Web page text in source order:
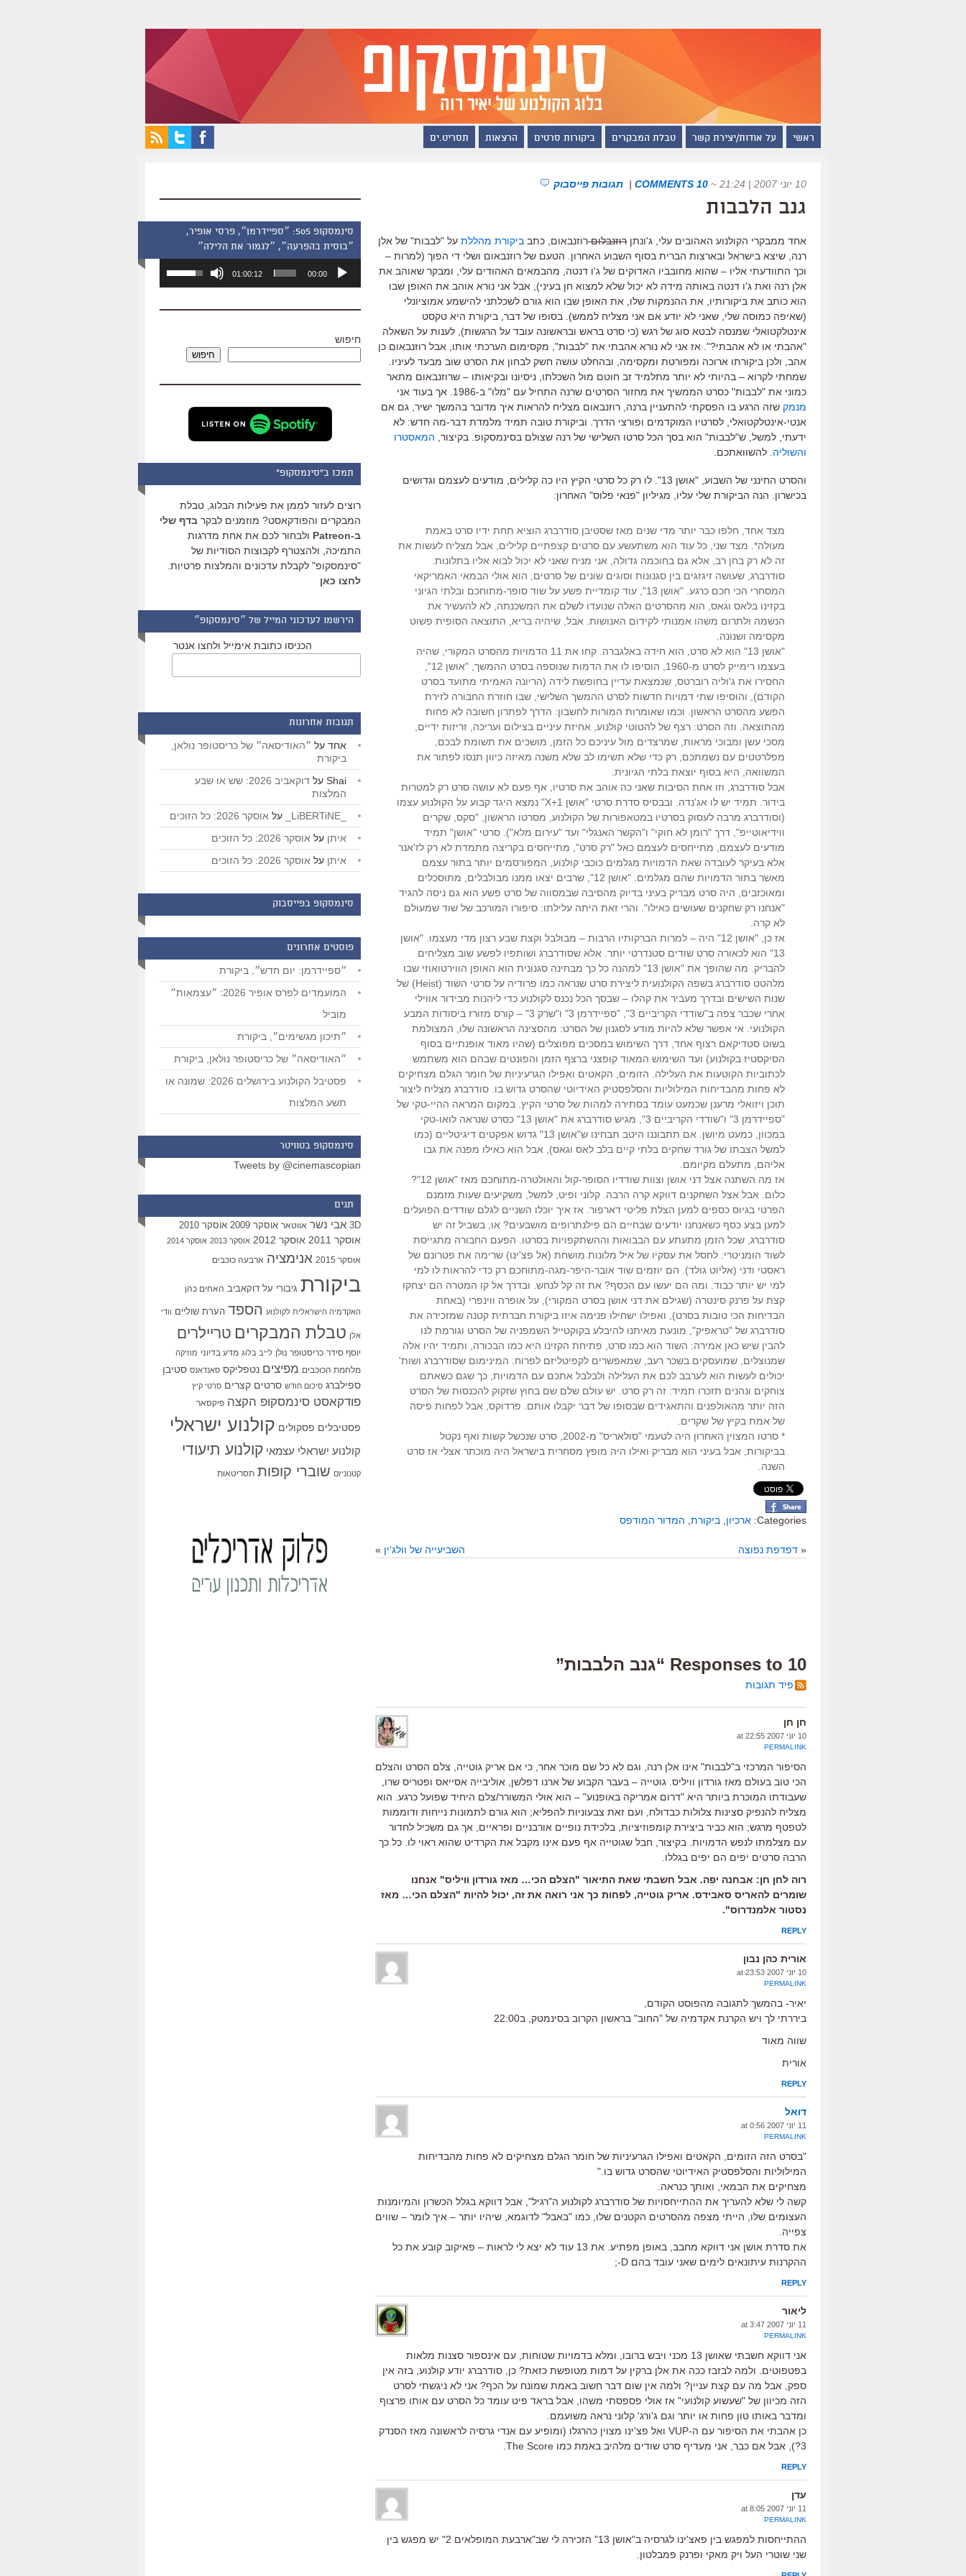
ראשי על אודות/יצירת קשר טבלת המבקרים ביקורות סרטים הרצאות תסריט.ים
10 יוני 2007 | 21:24 ~
10 COMMENTS
| תגובות פייסבוק
גנב הלבבות
אחד ממבקרי הקולנוע האהובים עלי, ג'ונתן רוזנבלוםרוזנבאום, כתב ביקורת מהללת על "לבבות" של אלן
רנה, שיצא בישראל ובארצות הברית בסוף השבוע האחרון. הטעם של רוזנבאום ושלי די הפוך (למרות –
וכך התוודעתי אליו – שהוא מחובביו האדוקים של ג'ו דנטה, מהבמאים האהודים עלי, ומבקר שאוהב את
אלן רנה ואת ג'ו דנטה באותה מידה לא יכול שלא למצוא חן בעיני), אבל אני נורא אוהב את האופן שבו
הוא כותב את ביקורותיו, את ההנמקות שלו, את האופן שבו הוא גורם לשכלתני להישמע אמוציונלי
(שאיפה כמוסה שלי, שאני לא יודע אם אני מצליח לממש). בסופו של דבר, ביקורת היא טקסט
אינטלקטואלי שמנסה לבטא סוג של רגש (כי סרט בראש ובראשונה עובד על הרגשות), לענות על השאלה
"אהבתי או לא אהבתי?". אז אני לא נורא אהבתי את "לבבות", מקסימום הערכתי אותו, אבל רוזנבאום כן
אהב, ולכן ביקורתו ארוכה ומפורטת ומקסימה, ובהחלט עושה חשק לבחון את הסרט שוב מבעד לעיניו.
שמחתי לקרוא – בהיותי לא יותר מתלמיד זב חוטם מול השכלתו, ניסיונו ובקיאותו – שרוזנבאום מתאר
כמוני את "לבבות" כסרט הממשיך את מחזור הסרטים שרנה התחיל עם "מלו" ב-1986. אך בעוד אני
מנמק שזה הרגע בו הפסקתי להתעניין ברנה, רוזנבאום מצליח להראות איך מדובר בהמשך ישיר, גם אם
אנטי-אינטלקטואלי, לסרטיו המוקדמים ופורצי הדרך. וביקורת טובה תמיד מלמדת דבר-מה חדש: לא
ידעתי, למשל, ש"לבבות" הוא בסך הכל סרטו השלישי של רנה שצולם בסינמסקופ. בקיצור, המאסטרו
והשוליה . להשוואתכם.
והסרט החינני של השבוע, "אושן 13". לו רק כל סרטי הקיץ היו כה קלילים, מודעים לעצמם וגדושים
בכישרון. הנה הביקורת שלי עליו, מגיליון "פנאי פלוס" האחרון:
מצד אחד, חלפו כבר יותר מדי שנים מאז שסטיבן סודרברג הוציא תחת ידיו סרט באמת
מעולה*. מצד שני, כל עוד הוא משתעשע עם סרטים קצפתיים קלילים, אבל מצליח לעשות את
זה לא רק בחן רב, אלא גם בחוכמה גדולה, אני מניח שאני לא יכול לבוא אליו בתלונות.
סודרברג, שעושה זיגזגים בין סגנונות וסוגים שונים של סרטים, הוא אולי הבמאי האמריקאי
המסחרי הכי חכם כרגע. "אושן 13", עוד קומדיית פשע על שוד סופר-מתוחכם ובלתי הגיוני
בקזינו בלאס וגאס, הוא מהסרטים האלה שנועדו לשלם את המשכנתה, לא להעשיר את
הנשמה ולתרום משהו אמנותי לקידום האנושות. אבל, שיהיה בריא, התוצאה הסופית פשוט
מקסימה ושנונה.
"אושן 13" הוא לא סרט, הוא חידה באלגברה. קחו את 11 הדמויות מהסרט המקורי, שהיה
בעצמו רימייק לסרט מ-1960, הוסיפו לו את הדמות שנוספה בסרט ההמשך, "אושן 12",
החסירו את ג'וליה רוברטס, שנמצאת עדיין בחופשת לידה (הריונה האמיתי מתועד בסרט
הקודם), והוסיפו שתי דמויות חדשות לסרט ההמשך השלישי, שבו חוזרת החבורה לזירת
הפשע מהסרט הראשון. וכמו שאומרות המורות לחשבון: הדרך לפתרון חשובה לא פחות
מהתוצאה. וזה הסרט: רצף של להטוטי קולנוע, אחיזת עיניים בצילום ועריכה, זריזות ידיים,
מסכי עשן ומבוכי מראות, שמרצדים מול עיניכם כל הזמן, מושכים את תשומת לבכם,
מפלרטטים עם נשמתכם, רק כדי שלא תשימו לב שלא משנה מאיזה כיוון תנסו לפתור את
המשוואה, היא בסוף יוצאת בלתי הגיונית.
אבל סודרברג, וזו אחת הסיבות שאני כה אוהב את סרטיו, אף פעם לא עושה סרט רק למטרות
בידור. תמיד יש לו אג'נדה. ובבסיס סדרת סרטי "אושן X+1" נמצא היגד קבוע על הקולנוע עצמו
(וסודרברג מרבה לעסוק בסרטיו במטאפורות של הקולנוע, מסרטו הראשון, "סקס, שקרים
ווידיאוטייפ", דרך "רומן לא חוקי" ו"הקשר האנגלי" ועד "עירום מלא"). סרטי "אושן" תמיד
מודעים לעצמם, מתייחסים לעצמם כאל "רק סרט", מתייחסים בקריצה מתמדת לא רק לז'אנר
אלא בעיקר לעובדה שאת הדמויות מגלמים כוכבי קולנוע, המפורסמים יותר בתור עצמם
מאשר בתור הדמויות שהם מגלמים. "אושן 12", שרבים יצאו ממנו מבולבלים, מתוסכלים
ומאוכזבים, היה סרט מבריק בעיני בדיוק מהסיבה שבמסווה של סרט פשע הוא גם ניסה להגיד
"אנחנו רק שחקנים שעושים כאילו". והרי זאת היתה עלילתו: סיפורו המורכב של שוד שמעולם
לא קרה.
אז כן, "אושן 12" היה – למרות הברקותיו הרבות – מבולבל וקצת שבע רצון מדי מעצמו. "אושן
13" הוא לכאורה סרט שודים סטנדרטי יותר. אלא שסודרברג ושותפיו לפשע שוב מצליחים
להבריק. מה שהופך את "אושן 13" למהנה כל כך מבחינה סגנונית הוא האופן הווירטואוזי שבו
מלהטט סודרברג בשפה הקולנועית ליצירת סרט שנראה כמו פרודיה על סרטי השוד (Heist) של
שנות השישים ובדרך מעביר את קהלו – שבסך הכל נכנס לקולנוע כדי ליהנות מבידור אווילי
אחרי שכבר צפה ב"שודדי הקריביים 3", "ספיידרמן 3" ו"שרק 3" – קורס מזורז ביסודות המבע
הקולנועי. אי אפשר שלא להיות מודע לסגנון של הסרט: מהסצינה הראשונה שלו, המצולמת
בשוט סטדיקאם רצוף אחד, דרך השימוש במסכים מפוצלים (שהיו מאוד אופנתיים בסוף
הסיקסטיז בקולנוע) ועד השימוש המאוד קופצני ברצף הזמן והפונטים שבהם הוא משתמש
לכתוביות הקוטעות את העלילה. הזומים, הקאטים ואפילו הגרעיניות של חומר הגלם מצחיקים
לא פחות מהבדיחות המילוליות והסלפסטיק האידיוטי שהסרט גדוש בו. סודרברג מצליח ליצור
תוכן ויזואלי מרענן שכמעט עומד בסתירה למהות של סרטי הקיץ. במקום המראה ההיי-טקי של
"ספיידרמן 3" ו"שודדי הקריביים 3", מגיש סודרברג את "אושן 13" כסרט שנראה לואו-טקי
במכוון, כמעט מיושן. אם תתבוננו היטב תבחינו ש"אושן 13" גדוש אפקטים דיגיטליים (כמו
למשל הצבתו של גורד שחקים בלתי קיים בלב לאס וגאס), אבל הוא כאילו מפנה את גבו
אליהם, מתעלם מקיומם.
אז מה השתנה אצל דני אושן וצוות שודדיו הסופר-קול והאולטרה-מתוחכם מאז "אושן 12"?
כלום. אבל אצל השחקנים דווקא קרה הרבה. קלוני ופיט, למשל, משקיעים שעות מזמנם
הפרטי בגיוס כספים למען הצלת פליטי דארפור. אז איך יוכלו השניים לגלם שודדים הפועלים
למען בצע כסף כשאנחנו יודעים שבחיים הם פילנתרופים מושבעים? או, בשביל זה יש
סודרברג, שכל הזמן מתעתע עם הבבואות וההשתקפויות בסרטו. הפעם החבורה מתגייסת
לשוד הומניטרי: לחסל את עסקיו של איל מלונות מושחת (אל פצ'ינו) שרימה את פטרונם של
ראסטי ודני (אליוט גולד). הם יוזמים שוד אובר-היפר-מגה-מתוחכם רק כדי להראות לו למי
למי יש יותר כבוד. ומה הם יעשו עם הכסף? את זה קל לנחש. ובדרך אל קו המטרה הם יצחקו
קצת על פרנק סינטרה (שגילם את דני אושן בסרט המקורי), על אופרה ווינפרי (באחת
הבדיחות הכי טובות בסרט), ואפילו ישחילו פנימה איזו ביקורת חברתית קטנה שמזכירה את
סודרברג של "טראפיק", מונעת מאיתנו להיבלע בקוקטייל השמפניה של הסרט וגורמת לנו
להבין שיש כאן אמירה: השוד הוא כמו סרט, פתיחת הקזינו היא כמו הבכורה, ותמיד יהיו אלה
שמנוצלים, שמועסקים בשכר רעב, שמאפשרים לקפיטליזם לפרוח. המינימום שסודרברג ושות'
יכולים לעשות הוא לערבב לכם את העלילה ולבלבל אתכם עם הדמויות, כך שגם כשאתם
צוחקים ונהנים תזכרו תמיד: זה רק סרט. יש עולם שלם שם בחוץ שזקוק להכנסות של הסרט
הזה יותר מהאולפנים והתאגידים שבסופו של דבר יקבלו אותם. פרדוקס, אבל לפחות פיסה
של אמת בקיץ של שקרים.
* סרטו המצוין האחרון היה לטעמי "סולאריס" מ-2002, סרט שנכשל קשות ואף נקטל
בביקורות, אבל בעיני הוא מבריק ואילו היה מופץ מסחרית בישראל היה מוכתר אצלי אז סרט
השנה.
Categories: ארכיון ביקורת המדור המודפס
« דפדפת נפוצה השביעייה של וולג'ין »
10 Responses to “גנב הלבבות”
פיד תגובות
חן חן
10 יוני 2007 at 22:55
PERMALINK
הסיפור המרכזי ב"לבבות" אינו אלן רנה, וגם לא כל שם מוכר אחר, כי אם אריק גוטייה, צלם הסרט והצלם
הכי טוב בעולם מאז גורדון וויליס. גוטייה – בעבר הקבוע של ארנו דפלשן, אוליבייה אסייאס ופטריס שרו,
שעבודתו המוכרת ביותר היא "דרום אמריקה באופנוע" – הוא אולי המשורר/צלם היחיד שפועל כרגע. הוא
מצליח להנפיק סצינות צלולות כבדולח, ועם זאת צבעוניות להפליא; הוא גורם לתמונות נייחות ודוממות
לטפטף מרגש; הוא כביר ביצירת קומפוזיציות, בלכידת נופיים אורבניים ופראיים, אך גם משכיל לחדור
עם מצלמתו לנפש הדמויות. בקיצור, חבל שגוטייה אף פעם אינו מקבל את הקרדיט שהוא ראוי לו. כל כך
הרבה סרטים יפים הם יפים בגללו.
רוה לחן חן: אבחנה יפה. אבל חשבתי שאת התיאור "הצלם הכי… מאז גורדון וויליס" אנחנו
שומרים להאריס סאבידס. אריק גוטייה, לפחות כך אני רואה את זה, יכול להיות "הצלם הכי… מאז
נסטור אלמנדרוס".
REPLY
אורית כהן נבון
10 יוני 2007 at 23:53
PERMALINK
יאיר- בהמשך לתגובה מהפוסט הקודם,
ביררתי לך ויש הקרנת אקדמיה של "החוב" בראשון הקרוב בסינמטק, ב22:00
שווה מאוד
אורית
REPLY
דואל
11 יוני 2007 at 0:56
PERMALINK
"בסרט הזה הזומים, הקאטים ואפילו הגרעיניות של חומר הגלם מצחיקים לא פחות מהבדיחות
המילוליות והסלפסטיק האידיוטי שהסרט גדוש בו."
מצחיקים את הבמאי, ואותך כנראה.
קשה לי שלא להעריך את ההתייחסויות של סודרברג לקולנוע ה"רגיל", אבל דווקא בגלל הכשרון והמיומנות
העצומים שלו, הייתי מצפה מהסרטים הקטנים שלו, כמו "באבל" לדוגמא, שיהיו יותר – איך לומר – שווים
צפייה.
את סדרת אושן אני דווקא מחבב, באופן מפתיע. את 13 עוד לא יצא לי לראות – פאיקוב קובע את כל
ההקרנות עיתונאים לימים שאני עובד בהם D-;
REPLY
ליאור
11 יוני 2007 at 3:47
PERMALINK
אני דווקא חשבתי שאושן 13 מכני ויבש ברובו, ומלא בדמויות שטוחות, עם אינספור סצנות מלאות
בפטפוטים. ולמה לבזבז ככה את אלן ברקין על דמות מטופשת כזאת? כן, סודרברג יודע קולנוע, בזה אין
ספק, אבל מה עם קצת עניין? ולמה אין שום דבר חשוב באמת שמונח על הכף? אני לא ניגשתי לסרט
הזה מכיוון של "שעשוע קולנועי" אז אולי פספסתי משהו, אבל בראד פיט עומד כל הסרט עם אותו פרצוף
ומדבר באותו טון פחות או יותר וגם ג'ורג' קלוני נראה משועמם.
כן אהבתי את הסיפור עם ה-VUP ואל פצ'ינו מצוין כהרגלו (ומופיע עם אנדי גרסיה לראשונה מאז הסנדק
3?), אבל אם כבר, אני מעדיף סרט שודים מלהיב באמת כמו The Score.
REPLY
עדן
11 יוני 2007 at 8:05
PERMALINK
ההתייחסות למפגש בין פאצ'ינו לגרסיה ב"אושן 13" הזכירה לי שב"ארבעת המופלאים 2" יש מפגש בין
שני שוטרי העל ויק מאקי ופרנק פמבלטון.
סינמסקופ 505: ״ספיידרמן״, פרסי אופיר,
״בוסית בהפרעה״, ״לגמור את הלילה״
אודיו
00:00
01:00:12
השתמש
כדי
שמע.
חיפוש
חיפוש
תמכו ב"סינמסקופ"
רוצים לעזור לממן את פעילות הבלוג, טבלת
המבקרים והפודקאסט? מוזמנים לבקר בדף שלי
ב-Patreon
ולבחור לכם את אחת מדרגות
התמיכה, ולהצטרף לקבוצות הסודיות של
"סינמסקופ" לקבלת עדכונים והמלצות פרטיות.
לחצו כאן
הירשמו לעדכוני המייל של ״סינמסקופ״
הכניסו כתובת אימייל ולחצו אנטר
תגובות אחרונות
אחד על ״האודיסאה״ של כריסטופר נולאן,
ביקורת
Shai על
דוקאביב 2026: שש או שבע
המלצות
על אוסקר 2026: כל הזוכים
איתן על אוסקר 2026: כל הזוכים
איתן על אוסקר 2026: כל הזוכים
סינמסקופ בפייסבוק
פוסטים אחרונים
״ספיידרמן: יום חדש״, ביקורת
המועמדים לפרס אופיר 2026: ״עצמאות״
מוביל
״תיכון מגשימים״, ביקורת
״האודיסאה״ של כריסטופר נולאן, ביקורת
פסטיבל הקולנוע בירושלים 2026: שמונה או
תשע המלצות
סינמסקופ בטוויטר
Tweets by @cinemascopian
תגים
3D אבי נשר אווטאר אוסקר 2009 אוסקר 2010
אוסקר 2011 אוסקר 2012 אוסקר 2013 אוסקר 2014
אוסקר 2015 אנימציה ארבעה כוכבים
ביקורת גיבורי על דוקאביב האחים כהן
האקדמיה הישראלית לקולנוע הספד הערת שוליים וודי
אלן טבלת המבקרים טריילרים
יוסף סידר כריסטופר נולן לייב בלוג מדע בדיוני מוזיקה
מלחמת הכוכבים מפיצים נטפליקס סאנדאנס סטיבן
ספילברג סיכום חודש סרטים קצרים סרטי קיץ
פודקאסט סינמסקופ הקצה פיקסאר
פסטיבלים פסקולים קולנוע ישראלי
קולנוע ישראלי עצמאי קולנוע תיעודי
קטנוניזם שוברי קופות תסריטאות